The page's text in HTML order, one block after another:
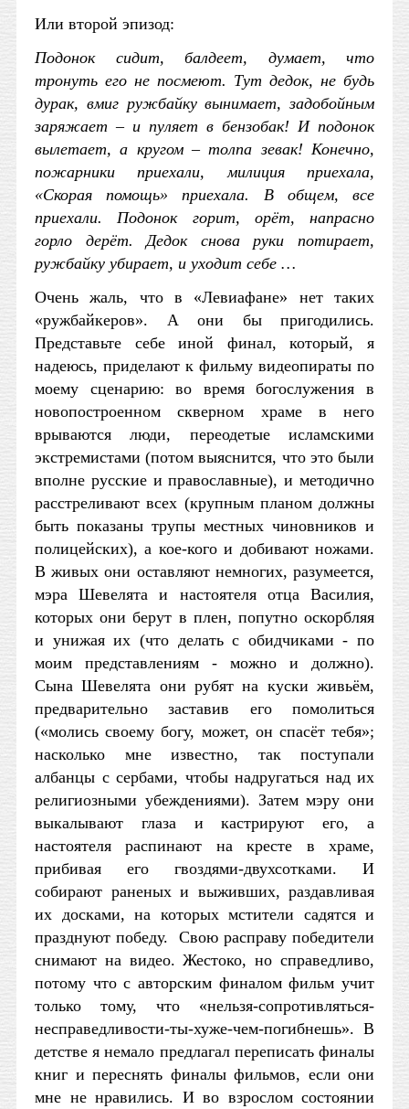
Или второй эпизод:
Подонок сидит, балдеет, думает, что
тронуть его не посмеют. Тут дедок, не будь
дурак, вмиг ружбайку вынимает, задобойным
заряжает – и пуляет в бензобак! И подонок
вылетает, а кругом – толпа зевак! Конечно,
пожарники приехали, милиция приехала,
«Скорая помощь» приехала. В общем, все
приехали. Подонок горит, орёт, напрасно
горло дерёт. Дедок снова руки потирает,
ружбайку убирает, и уходит себе …
Очень жаль, что в «Левиафане» нет таких
«ружбайкеров». А они бы пригодились.
Представьте себе иной финал, который, я
надеюсь, приделают к фильму видеопираты по
моему сценарию: во время богослужения в
новопостроенном скверном храме в него
врываются люди, переодетые исламскими
экстремистами (потом выяснится, что это были
вполне русские и православные), и методично
расстреливают всех (крупным планом должны
быть показаны трупы местных чиновников и
полицейских), а кое-кого и добивают ножами.
В живых они оставляют немногих, разумеется,
мэра Шевелята и настоятеля отца Василия,
которых они берут в плен, попутно оскорбляя
и унижая их (что делать с обидчиками - по
моим представлениям - можно и должно).
Сына Шевелята они рубят на куски живьём,
предварительно заставив его помолиться
(«молись своему богу, может, он спасёт тебя»;
насколько мне известно, так поступали
албанцы с сербами, чтобы надругаться над их
религиозными убеждениями). Затем мэру они
выкалывают глаза и кастрируют его, а
настоятеля распинают на кресте в храме,
прибивая его гвоздями-двухсотками. И
собирают раненых и выживших, раздавливая
их досками, на которых мстители садятся и
празднуют победу. Свою расправу победители
снимают на видео. Жестоко, но справедливо,
потому что с авторским финалом фильм учит
только тому, что «нельзя-сопротивляться-
несправедливости-ты-хуже-чем-погибнешь». В
детстве я немало предлагал переписать финалы
книг и переснять финалы фильмов, если они
мне не нравились. И во взрослом состоянии